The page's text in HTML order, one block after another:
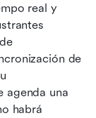
real y
de
agenda una
habrá